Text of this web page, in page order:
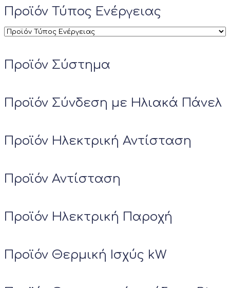
Προϊόν Τύπος Ενέργειας
Προϊόν Σύστημα
Προϊόν Σύνδεση με Ηλιακά Πάνελ
Προϊόν Ηλεκτρική Αντίσταση
Προϊόν Αντίσταση
Προϊόν Ηλεκτρική Παροχή
Προϊόν Θερμική Ισχύς kW